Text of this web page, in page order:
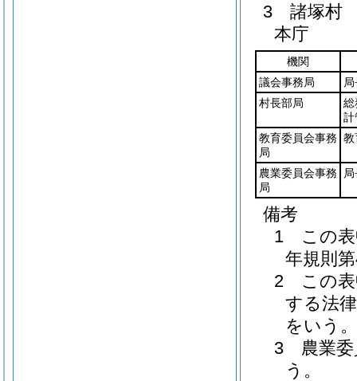
3 諸塚村
本庁
機関
議会事務局
村長部局
総
計
教育委員会事務
局
教
農業委員会事務
局
備考
1 この表
年規則
2 この表
する法
をいう。
3 農業委
う。